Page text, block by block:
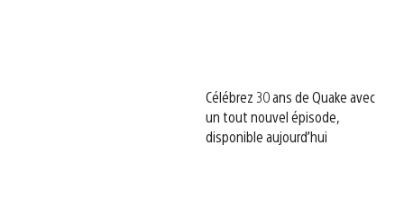
Célébrez 30 ans de Quake avec
un tout nouvel épisode,
disponible aujourd’hui